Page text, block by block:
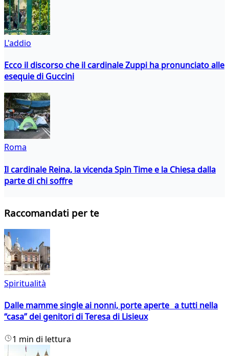
L'addio
Ecco il discorso che il cardinale Zuppi ha pronunciato alle
esequie di Guccini
Roma
Il cardinale Reina, la vicenda Spin Time e la Chiesa dalla
parte di chi soffre
Raccomandati per te
Spiritualità
Dalle mamme single ai nonni, porte aperte a tutti nella
“casa” dei genitori di Teresa di Lisieux
1 min di lettura